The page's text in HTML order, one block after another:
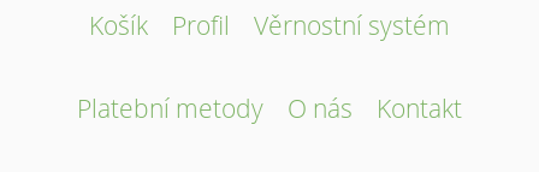
Košík Profil Věrnostní systém
Platební metody O nás Kontakt